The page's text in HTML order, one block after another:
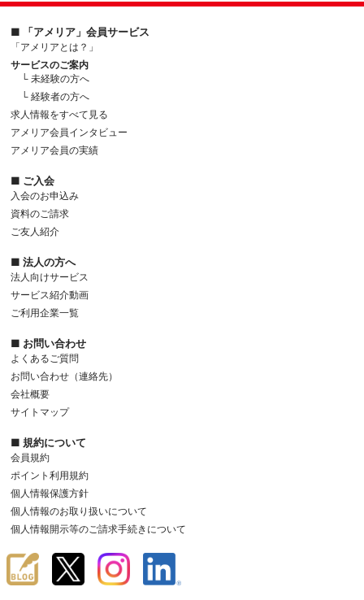
■ 「アメリア」会員サービス
「アメリアとは？」
サービスのご案内
└ 未経験の方へ
└ 経験者の方へ
求人情報をすべて見る
アメリア会員インタビュー
アメリア会員の実績
■ ご入会
入会のお申込み
資料のご請求
ご友人紹介
■ 法人の方へ
法人向けサービス
サービス紹介動画
ご利用企業一覧
■ お問い合わせ
よくあるご質問
お問い合わせ（連絡先）
会社概要
サイトマップ
■ 規約について
会員規約
ポイント利用規約
個人情報保護方針
個人情報のお取り扱いについて
個人情報開示等のご請求手続きについて